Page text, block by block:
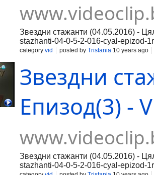
Звездни стажанти (04.05.2016) -
stazhanti-04-0-5-2-016-cyal-epizod-
2-016-cyal-epizod-2rnЧаст 3:http://
category vid posted by Tristania 10 years ago
Звездни
Епизод(3) -
Звездни стажанти (04.05.2016) -
stazhanti-04-0-5-2-016-cyal-epizod-